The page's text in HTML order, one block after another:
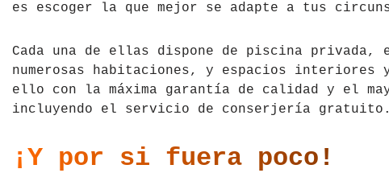
es escoger la que mejor se adapte a tus
Cada una de ellas dispone de piscina
numerosas habitaciones, y espacios interiores
ello con la máxima garantía de calidad y el
incluyendo el servicio de conserjería
¡Y por si fuera poco!